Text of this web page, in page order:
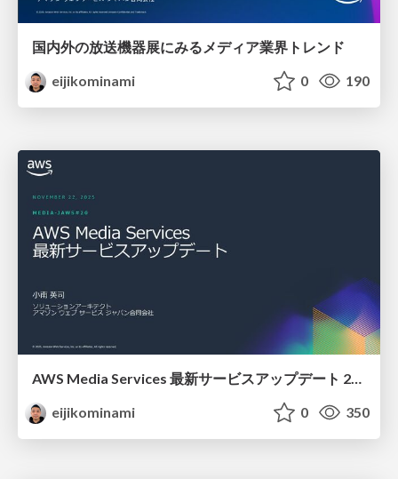
国内外の放送機器展にみるメディア業界トレンド
eijikominami
0 190
eijikominami
0 350